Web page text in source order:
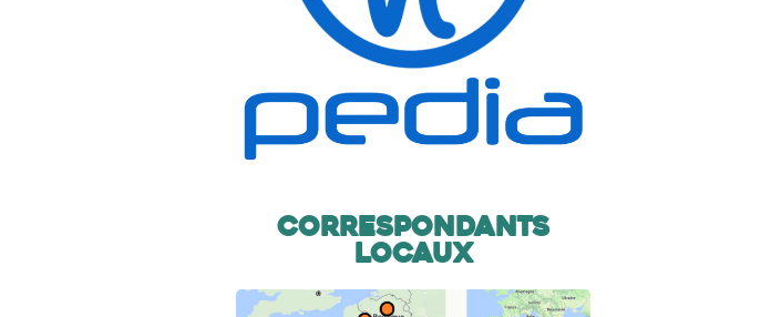
Correspondants
locaux